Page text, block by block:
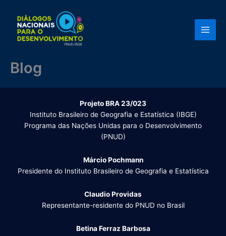
conteúdo
Blog
Projeto BRA 23/023
Instituto Brasileiro de Geografia e Estatística (IBGE)
Programa das Nações Unidas para o Desenvolvimento
(PNUD)
Márcio Pochmann
Presidente do Instituto Brasileiro de Geografia e Estatística
Claudio Providas
Representante-residente do PNUD no Brasil
Betina Ferraz Barbosa